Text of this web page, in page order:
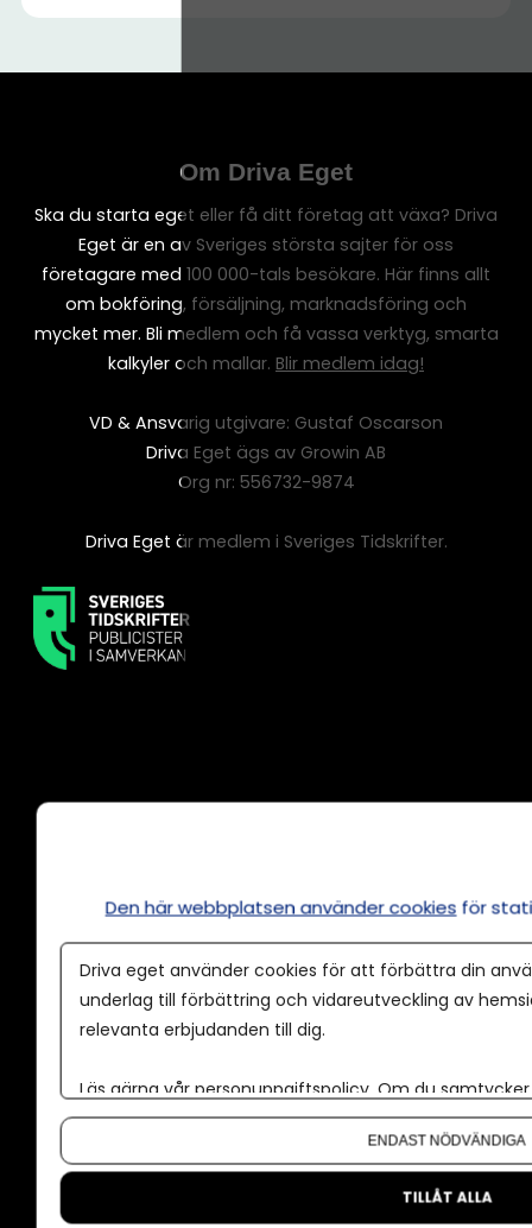
Om Driva Eget
Ska du starta eget eller få ditt företag att växa? Driva
Eget är en av Sveriges största sajter för oss
företagare med 100 000-tals besökare. Här finns allt
om bokföring, försäljning, marknadsföring och
mycket mer. Bli medlem och få vassa verktyg, smarta
kalkyler och mallar. Blir medlem idag!
VD & Ansvarig utgivare: Gustaf Oscarson
Driva Eget ägs av Growin AB
Org nr: 556732-9874
Driva Eget är medlem i Sveriges Tidskrifter.
Våra användarvillkor
Policy för AI
Annonspolicy
Tillgänglighet
Om oss
Den här webbplatsen använder cookies för
Driva eget använder cookies för att förbättra din
underlag till förbättring och vidareutveckling av
relevanta erbjudanden till dig.
Läs gärna vår personuppgiftspolicy. Om du
Om du vill ändra ditt val i efterhand hittar du den
ENDAST NÖDVÄNDIGA
TILLÅT ALLA